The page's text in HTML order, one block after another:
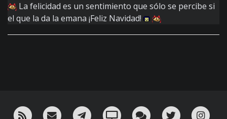
La felicidad es un sentimiento que sólo se percibe si
el que la da la emana ¡Feliz Navidad!
RSS ¡Mándame un email!¡Nuestro canal en Telegram!
Oink! TV Charla con nosotros
Twitter